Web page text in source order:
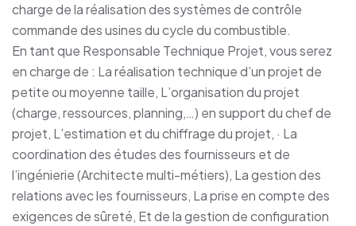
charge de la réalisation des systèmes de contrôle
commande des usines du cycle du combustible.
En tant que Responsable Technique Projet, vous serez
en charge de : La réalisation technique d’un projet de
petite ou moyenne taille, L’organisation du projet
(charge, ressources, planning,…) en support du chef de
projet, L’estimation et du chiffrage du projet, · La
coordination des études des fournisseurs et de
l’ingénierie (Architecte multi-métiers), La gestion des
relations avec les fournisseurs, La prise en compte des
exigences de sûreté, Et de la gestion de configuration